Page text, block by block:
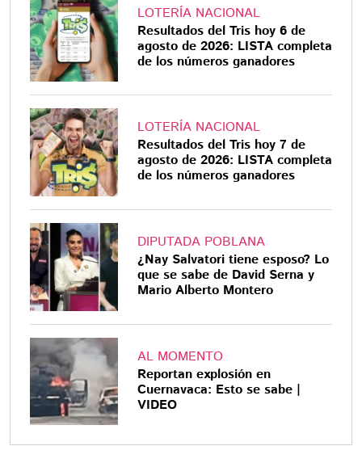
LOTERÍA NACIONAL
Resultados del Tris hoy 6 de
agosto de 2026: LISTA completa
de los números ganadores
LOTERÍA NACIONAL
Resultados del Tris hoy 7 de
agosto de 2026: LISTA completa
de los números ganadores
DIPUTADA POBLANA
¿Nay Salvatori tiene esposo? Lo
que se sabe de David Serna y
Mario Alberto Montero
AL MOMENTO
Reportan explosión en
Cuernavaca: Esto se sabe |
VIDEO